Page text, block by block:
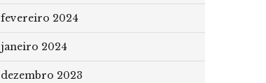
fevereiro 2024
janeiro 2024
dezembro 2023